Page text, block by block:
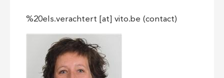
%20els.verachtert [at] vito.be (contact)